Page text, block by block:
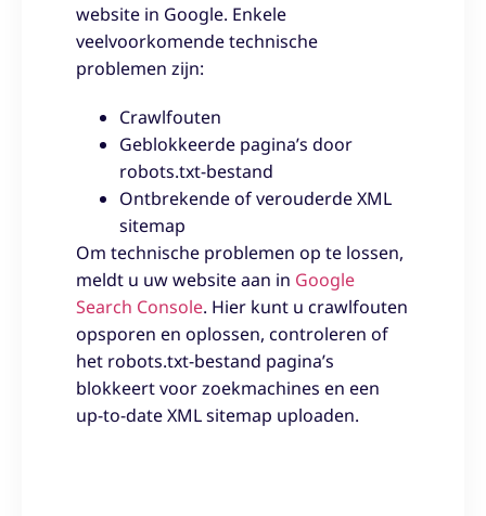
website in Google. Enkele
veelvoorkomende technische
problemen zijn:
Crawlfouten
Geblokkeerde pagina’s door
robots.txt-bestand
Ontbrekende of verouderde XML
sitemap
Om technische problemen op te lossen,
meldt u uw website aan in Google
Search Console. Hier kunt u crawlfouten
opsporen en oplossen, controleren of
het robots.txt-bestand pagina’s
blokkeert voor zoekmachines en een
up-to-date XML sitemap uploaden.